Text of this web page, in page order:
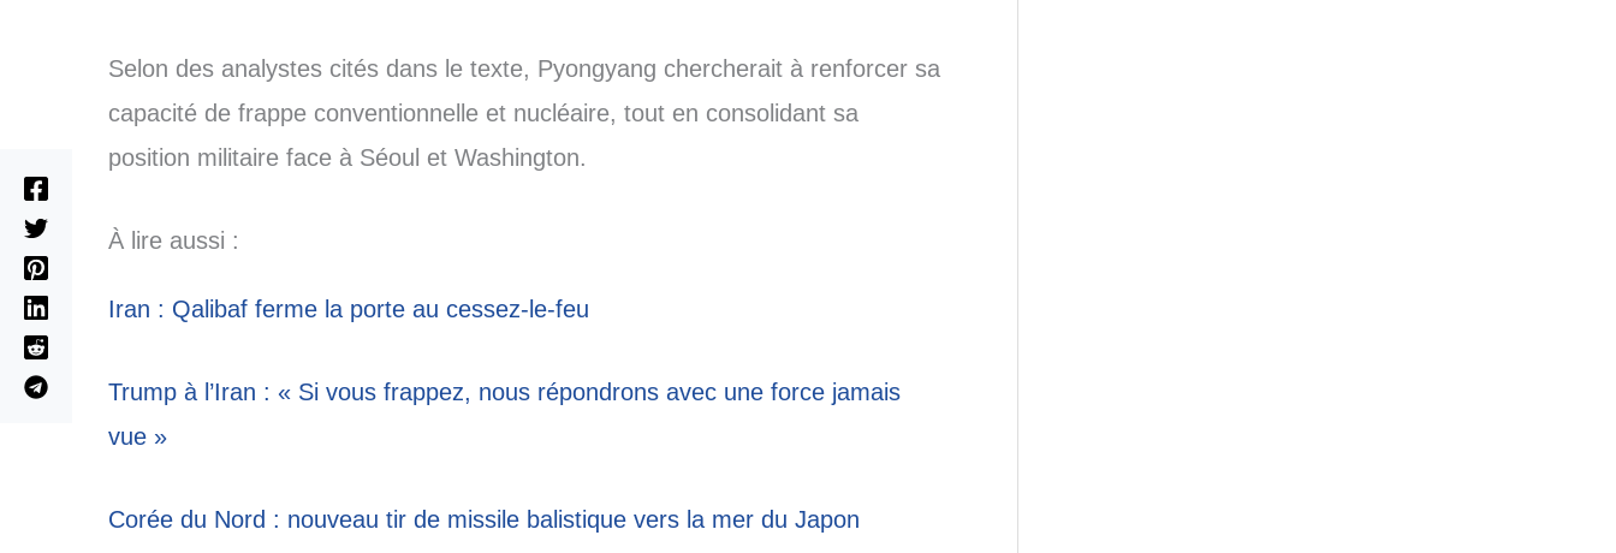
Selon des analystes cités dans le texte, Pyongyang chercherait à renforcer sa
capacité de frappe conventionnelle et nucléaire, tout en consolidant sa
position militaire face à Séoul et Washington.
À lire aussi :
Iran : Qalibaf ferme la porte au cessez-le-feu
Trump à l’Iran : « Si vous frappez, nous répondrons avec une force jamais
vue »
Corée du Nord : nouveau tir de missile balistique vers la mer du Japon